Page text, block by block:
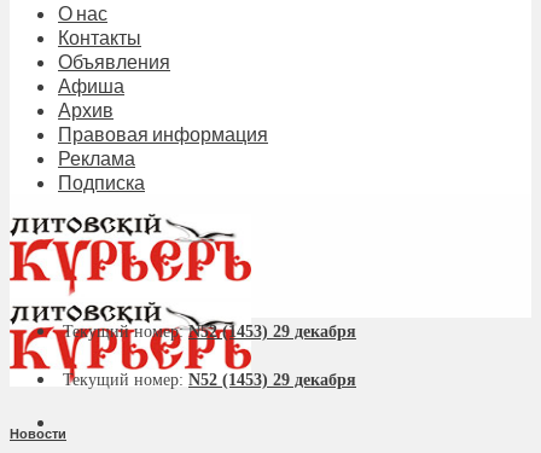
О нас
Контакты
Объявления
Афиша
Архив
Правовая информация
Реклама
Подписка
Текущий номер:N52 (1453) 29 декабря
Текущий номер: N52 (1453) 29 декабря
Новости